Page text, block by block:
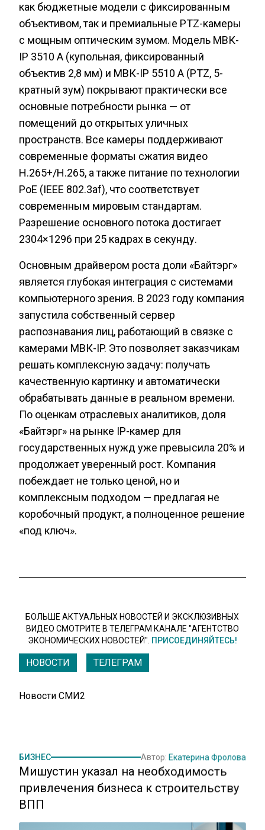
как бюджетные модели с фиксированным
объективом, так и премиальные PTZ-камеры
с мощным оптическим зумом. Модель МВК-
IP 3510 A (купольная, фиксированный
объектив 2,8 мм) и МВК-IP 5510 A (PTZ, 5-
кратный зум) покрывают практически все
основные потребности рынка — от
помещений до открытых уличных
пространств. Все камеры поддерживают
современные форматы сжатия видео
H.265+/H.265, а также питание по технологии
PoE (IEEE 802.3af), что соответствует
современным мировым стандартам.
Разрешение основного потока достигает
2304×1296 при 25 кадрах в секунду.
Основным драйвером роста доли «Байтэрг»
является глубокая интеграция с системами
компьютерного зрения. В 2023 году компания
запустила собственный сервер
распознавания лиц, работающий в связке с
камерами МВК-IP. Это позволяет заказчикам
решать комплексную задачу: получать
качественную картинку и автоматически
обрабатывать данные в реальном времени.
По оценкам отраслевых аналитиков, доля
«Байтэрг» на рынке IP-камер для
государственных нужд уже превысила 20% и
продолжает уверенный рост. Компания
побеждает не только ценой, но и
комплексным подходом — предлагая не
коробочный продукт, а полноценное решение
«под ключ».
БОЛЬШЕ АКТУАЛЬНЫХ НОВОСТЕЙ И ЭКСКЛЮЗИВНЫХ
ВИДЕО СМОТРИТЕ В ТЕЛЕГРАМ КАНАЛЕ "АГЕНТСТВО
ЭКОНОМИЧЕСКИХ НОВОСТЕЙ". ПРИСОЕДИНЯЙТЕСЬ!
НОВОСТИ ТЕЛЕГРАМ
Новости СМИ2
БИЗНЕС Автор: Екатерина Фролова
Мишустин указал на необходимость
привлечения бизнеса к строительству
ВПП